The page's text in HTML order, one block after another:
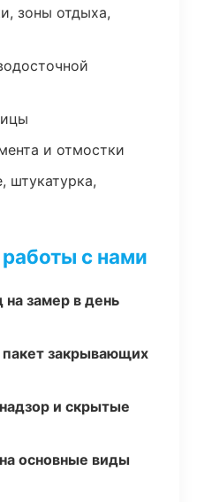
зоны отдыха,
и отмостки
штукатурка,
с нами
замер в день
закрывающих
и скрытые
основные виды